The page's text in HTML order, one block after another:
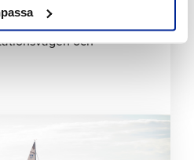
vid Sikören samt i
och